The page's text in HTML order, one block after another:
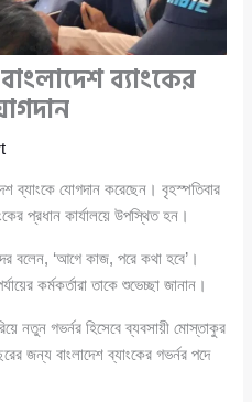
ব্যাংকের
ব্যাংকে যোগদান করেছেন। বৃহস্পতিবার
প্রধান কার্যালয়ে উপস্থিত হন।
বলেন, ‘আগে কাজ, পরে কথা হবে’।
কর্মকর্তারা তাকে শুভেচ্ছা জানান।
নতুন গভর্নর হিসেবে ব্যবসায়ী মোস্তাকুর
জন্য বাংলাদেশ ব্যাংকের গভর্নর পদে